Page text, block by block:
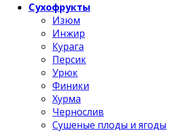
Сухофрукты
Изюм
Инжир
Курага
Персик
Урюк
Финики
Хурма
Чернослив
Сушеные плоды и ягоды